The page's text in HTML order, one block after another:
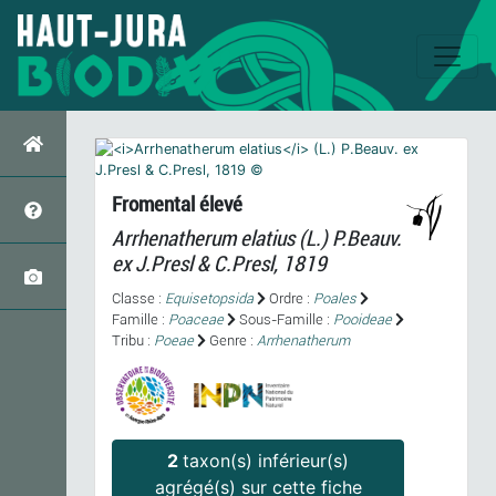
Fromental élevé
Arrhenatherum elatius(L.) P.Beauv.
ex J.Presl & C.Presl, 1819
Classe : Equisetopsida Ordre : Poales
Famille : Poaceae Sous-Famille : Pooideae
Tribu : Poeae Genre : Arrhenatherum
2taxon(s) inférieur(s)
agrégé(s) sur cette fiche